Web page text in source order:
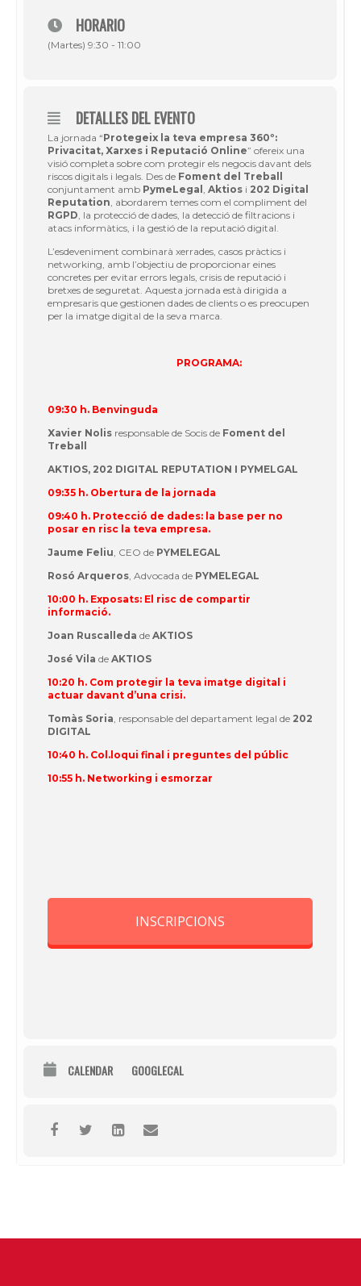
HORARIO
(Martes) 9:30 - 11:00
DETALLES DEL EVENTO
La jornada “Protegeix la teva empresa 360º:
Privacitat, Xarxes i Reputació Online” ofereix una
visió completa sobre com protegir els negocis davant dels
riscos digitals i legals. Des de Foment del Treball
conjuntament amb PymeLegal Aktios i 202 Digital
Reputation , abordarem temes com el compliment del
RGPD , la protecció de dades, la detecció de filtracions i
atacs informàtics, i la gestió de la reputació digital.
L’esdeveniment combinarà xerrades, casos pràctics i
networking, amb l’objectiu de proporcionar eines
concretes per evitar errors legals, crisis de reputació i
bretxes de seguretat. Aquesta jornada està dirigida a
empresaris que gestionen dades de clients o es preocupen
per la imatge digital de la seva marca.
PROGRAMA:
09:30 h. Benvinguda
Xavier Nolis responsable de Socis de Foment del
Treball
AKTIOS, 202 DIGITAL REPUTATION I PYMELGAL
09:35 h. Obertura de la jornada
09:40 h. Protecció de dades: la base per no
posar en risc la teva empresa.
Jaume Feliu , CEO de PYMELEGAL
Rosó Arqueros , Advocada de PYMELEGAL
10:00 h. Exposats: El risc de compartir
informació.
Joan Ruscalleda de AKTIOS
José Vila de AKTIOS
10:20 h. Com protegir la teva imatge digital i
actuar davant d’una crisi.
Tomàs Soria , responsable del departament legal de 202
DIGITAL
10:40 h. Col.loqui final i preguntes del públic
10:55 h. Networking i esmorzar
INSCRIPCIONS
CALENDAR GOOGLECAL